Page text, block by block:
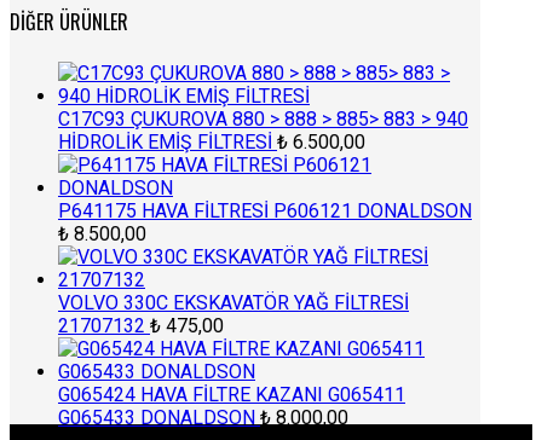
DIĞER ÜRÜNLER
C17C93 ÇUKUROVA 880 > 888 > 885> 883 > 940
HİDROLİK EMİŞ FİLTRESİ ₺ 6.500,00
P641175 HAVA FİLTRESİ P606121 DONALDSON
₺ 8.500,00
VOLVO 330C EKSKAVATÖR YAĞ FİLTRESİ
21707132 ₺ 475,00
G065424 HAVA FİLTRE KAZANI G065411
G065433 DONALDSON ₺ 8.000,00